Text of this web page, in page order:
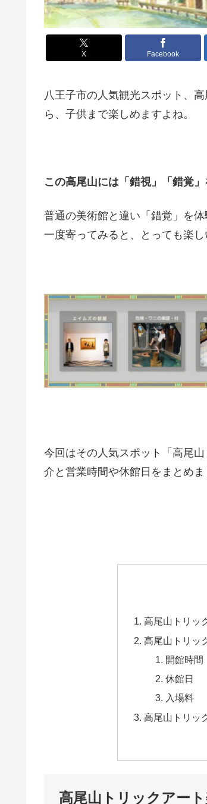
X Facebook
八王子市の人気観光スポット、
ら、子供まで楽しめますよね。
この高尾山には「錯視」「錯覚
普通の美術館と違い「錯覚」を
一度寄ってみると、とっても楽し
今回はその人気スポット「高尾
介と営業時間や休館日をまとめま
高尾山トリッ
高尾山トリッ
開館時間
休館日
入場料
高尾山トリッ
高尾山トリックアー